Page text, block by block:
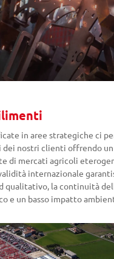
in aree strategiche ci
dei nostri clienti offrendo
di mercati agricoli
internazionale
qualitativo, la continuità
e un basso impatto